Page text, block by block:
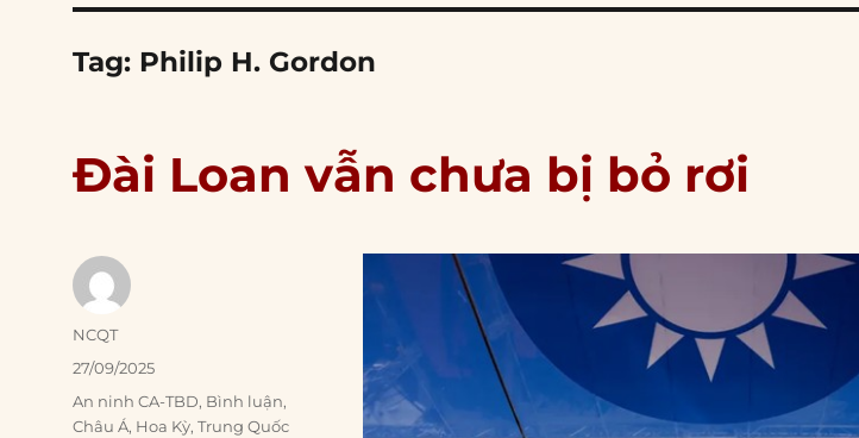
Tag: Philip H. Gordon
Đài Loan vẫn chưa bị bỏ rơi
Author
NCQT
Posted
27/09/2025
Categories
An ninh CA-TBD, Bình luận,
Châu Á, Hoa Kỳ,Trung Quốc